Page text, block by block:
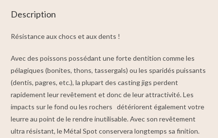
Description
Résistance aux chocs et aux dents !
Avec des poissons possédant une forte dentition comme les
pélagiques (bonites, thons, tassergals) ou les sparidés puissants
(dentis, pagres, etc.), la plupart des casting jigs perdent
rapidement leur revêtement et donc de leur attractivité. Les
impacts sur le fond ou les rochers détériorent également votre
leurre au point de le rendre inutilisable. Avec son revêtement
ultra résistant, le Métal Spot conservera longtemps sa finition.